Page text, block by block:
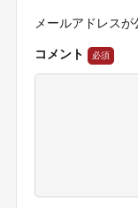
メールアドレスが
コメント